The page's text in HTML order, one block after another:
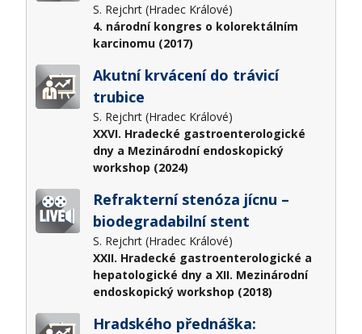
S. Rejchrt (Hradec Králové)
4. národní kongres o kolorektálním
karcinomu (2017)
Akutní krvácení do trávicí
trubice
S. Rejchrt (Hradec Králové)
XXVI. Hradecké gastroenterologické
dny a Mezinárodní endoskopický
workshop (2024)
Refrakterní stenóza jícnu –
biodegradabilní stent
S. Rejchrt (Hradec Králové)
XXII. Hradecké gastroenterologické a
hepatologické dny a XII. Mezinárodní
endoskopický workshop (2018)
Hradského přednáška: